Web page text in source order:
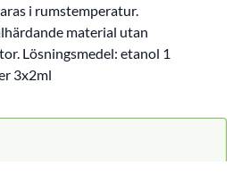
i rumstemperatur.
material utan
Lösningsmedel: etanol 1
3x2ml